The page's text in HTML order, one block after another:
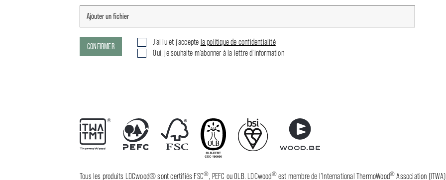
CONFIRMER J'ai lu et j'accepte la politique de confidentialité
Oui, je souhaite m'abonner à la lettre d'information
Tous les produits LDCwood® sont certifiés FSC®, PEFC ou OLB. LDCwood®est membre de l’International ThermoWood® Association (ITWA).